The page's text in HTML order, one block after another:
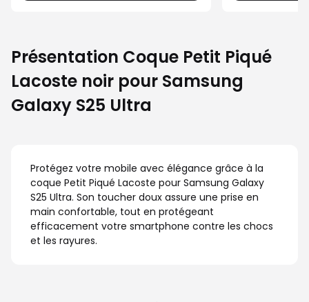
Présentation Coque Petit Piqué
Lacoste noir pour Samsung
Galaxy S25 Ultra
Protégez votre mobile avec élégance grâce à la
coque Petit Piqué Lacoste pour Samsung Galaxy
S25 Ultra. Son toucher doux assure une prise en
main confortable, tout en protégeant
efficacement votre smartphone contre les chocs
et les rayures.